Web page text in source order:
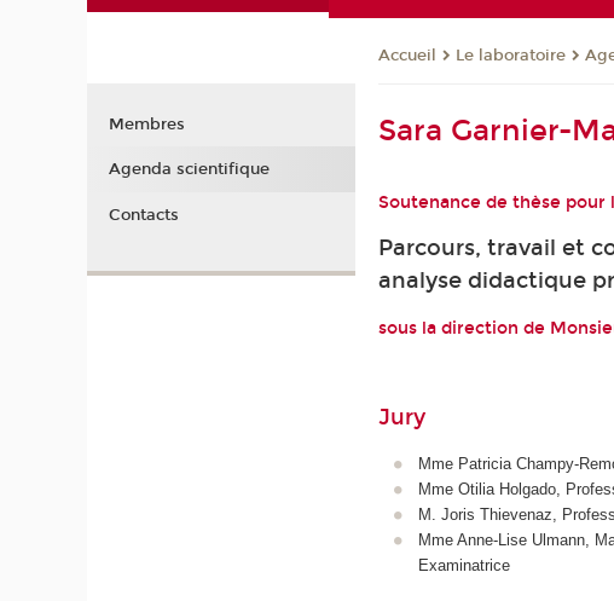
Accueil Le laboratoire
Sara Garnier-
Soutenance de thèse
Parcours, travail et
analyse didactique
sous la direction de
Jury
Mme Patricia Champy-
Mme Otilia Holgado,
M. Joris Thievenaz,
Mme Anne-Lise Ulmann,
Examinatrice
Membres
Agenda scientifique
Contacts